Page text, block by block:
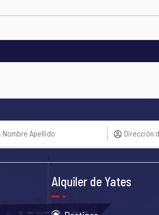
Alquiler de Yates